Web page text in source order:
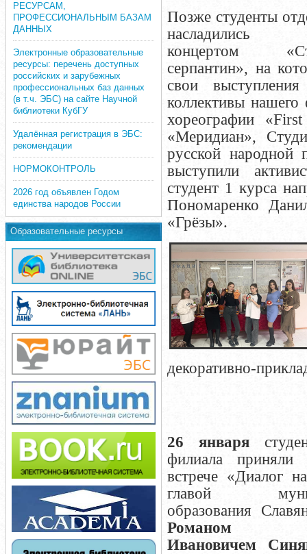
РЕСУРСАМ,
ПРОФЕССИОНАЛЬНЫМ БАЗАМ
ДАННЫХ
Электронные образовательные
ресурсы: перечень доступных
российских и зарубежных
профессиональных баз данных
(в т.ч. ЭБС) на сайте Научной
библиотеки КубГУ
Удалённая регистрация в ЭБС:
рекомендации
НОРМОКОНТРОЛЬ
2026 год объявлен Годом
единства народов России
Образовательные ресурсы
Позже студенты
насладились
концертом
серпантин», на
свои выступления
коллективы нашего
хореографии
«Меридиан»,
русской народной
выступили
студент 1 курса
Пономаренко
«Грёзы».
декоративно-
26 января
филиала приняли
встрече «Диалог
главой
образования
Романом
Ивановичем